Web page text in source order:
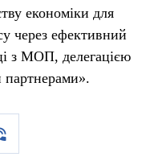
економіки для
через ефективний
з МОП, делегацією